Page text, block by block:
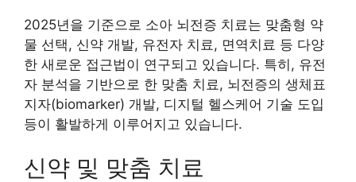
2025년을 기준으로 소아 뇌전증 치료는 맞춤형 약
물 선택, 신약 개발, 유전자 치료, 면역치료 등 다양
한 새로운 접근법이 연구되고 있습니다. 특히, 유전
자 분석을 기반으로 한 맞춤 치료, 뇌전증의 생체표
지자(biomarker) 개발, 디지털 헬스케어 기술 도입
등이 활발하게 이루어지고 있습니다.
신약 및 맞춤 치료